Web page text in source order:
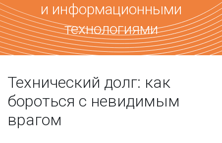
и информационными
технологиями
Технический долг: как
бороться с невидимым
врагом